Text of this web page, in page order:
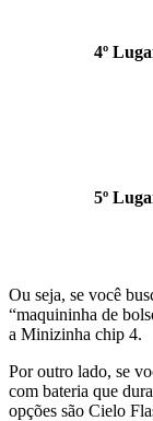
4º
5º
Ou seja, se você
“maquininha de
a Minizinha chip 4.
Por outro lado, se
com bateria que
opções são Cielo